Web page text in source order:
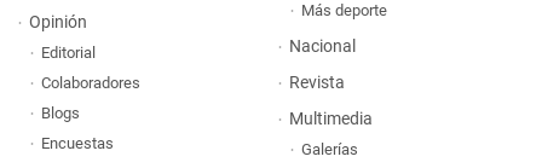
Opinión
Editorial
Colaboradores
Blogs
Encuestas
Más deporte
Nacional
Revista
Multimedia
Galerías